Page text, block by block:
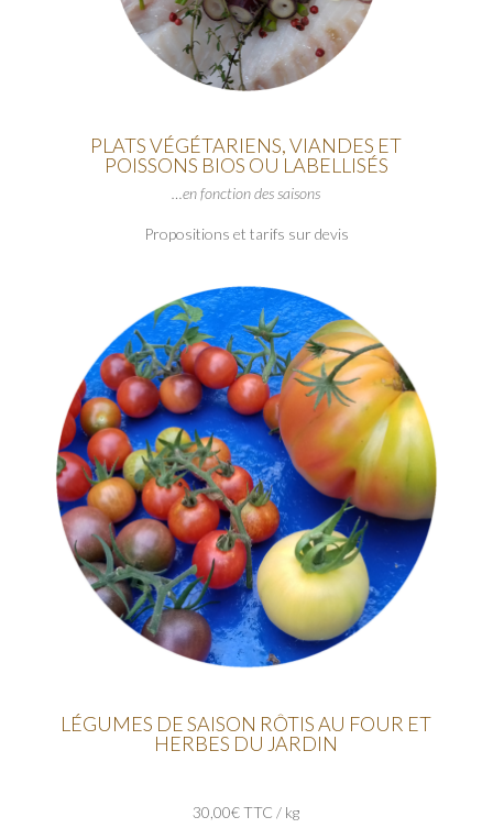
PLATS VÉGÉTARIENS, VIANDES ET
POISSONS BIOS OU LABELLISÉS
…en fonction des saisons
Propositions et tarifs sur devis
LÉGUMES DE SAISON RÔTIS AU FOUR ET
HERBES DU JARDIN
30,00€ TTC / kg